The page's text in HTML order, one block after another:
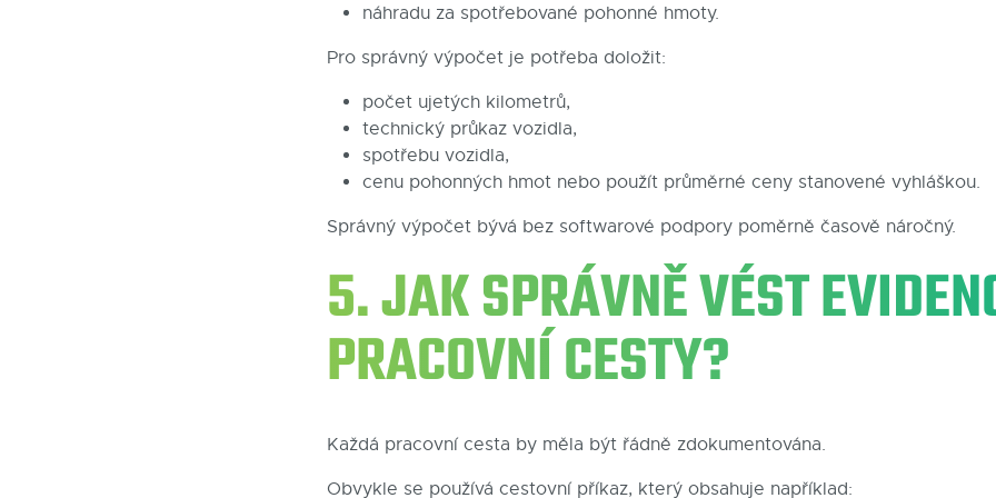
náhradu za spotřebované pohonné hmoty.
Pro správný výpočet je potřeba doložit:
počet ujetých kilometrů,
technický průkaz vozidla,
spotřebu vozidla,
cenu pohonných hmot nebo použít průměrné ceny stanovené vyhláškou.
Správný výpočet bývá bez softwarové podpory poměrně časově náročný.
5. JAK SPRÁVNĚ VÉST
PRACOVNÍ CESTY?
Každá pracovní cesta by měla být řádně zdokumentována.
Obvykle se používá cestovní příkaz, který obsahuje například: